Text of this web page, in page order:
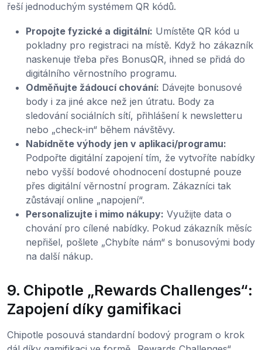
řeší jednoduchým systémem QR kódů.
Propojte fyzické a digitální: Umístěte QR kód u
pokladny pro registraci na místě. Když ho zákazník
naskenuje třeba přes BonusQR, ihned se přidá do
digitálního věrnostního programu.
Odměňujte žádoucí chování: Dávejte bonusové
body i za jiné akce než jen útratu. Body za
sledování sociálních sítí, přihlášení k newsletteru
nebo „check-in“ během návštěvy.
Nabídněte výhody jen v aplikaci/programu:
Podpořte digitální zapojení tím, že vytvoříte nabídky
nebo vyšší bodové ohodnocení dostupné pouze
přes digitální věrnostní program. Zákazníci tak
zůstávají online „napojení“.
Personalizujte i mimo nákupy: Využijte data o
chování pro cílené nabídky. Pokud zákazník měsíc
nepřišel, pošlete „Chybíte nám“ s bonusovými body
na další nákup.
9. Chipotle „Rewards Challenges“:
Zapojení díky gamifikaci
Chipotle posouvá standardní bodový program o krok